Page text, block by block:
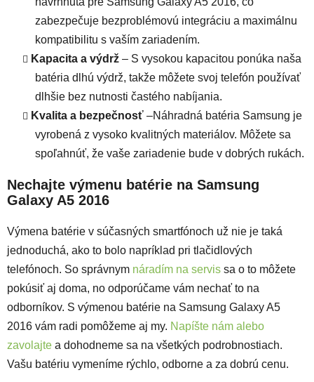
zabezpečuje bezproblémovú integráciu a maximálnu
kompatibilitu s vaším zariadením.
Kapacita a výdrž – S vysokou kapacitou ponúka naša
batéria dlhú výdrž, takže môžete svoj telefón používať
dlhšie bez nutnosti častého nabíjania.
Kvalita a bezpečnosť –Náhradná batéria Samsung je
vyrobená z vysoko kvalitných materiálov. Môžete sa
spoľahnúť, že vaše zariadenie bude v dobrých rukách.
Nechajte výmenu batérie na Samsung
Galaxy A5 2016
Výmena batérie v súčasných smartfónoch už nie je taká
jednoduchá, ako to bolo napríklad pri tlačidlových
telefónoch. So správnym náradím na servis sa o to môžete
pokúsiť aj doma, no odporúčame vám nechať to na
odborníkov. S výmenou batérie na Samsung Galaxy A5
2016 vám radi pomôžeme aj my. Napíšte nám alebo
zavolajte a dohodneme sa na všetkých podrobnostiach.
Vašu batériu vymeníme rýchlo, odborne a za dobrú cenu.